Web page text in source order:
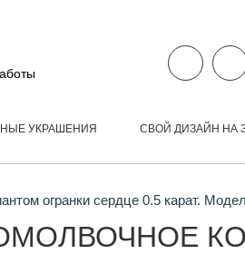
УКРАШЕНИЯ СВОЙ ДИЗАЙН НА
огранки сердце 0.5 карат.